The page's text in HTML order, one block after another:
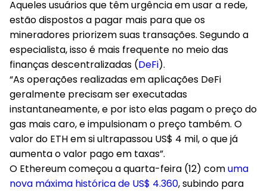
Aqueles usuários que têm urgência em usar a rede,
estão dispostos a pagar mais para que os
mineradores priorizem suas transações. Segundo a
especialista, isso é mais frequente no meio das
finanças descentralizadas (DeFi).
“As operações realizadas em aplicações DeFi
geralmente precisam ser executadas
instantaneamente, e por isto elas pagam o preço do
gas mais caro, e impulsionam o preço também. O
valor do ETH em si ultrapassou US$ 4 mil, o que já
aumenta o valor pago em taxas”.
O Ethereum começou a quarta-feira (12) comuma
nova máxima histórica de US$ 4.360, subindo para